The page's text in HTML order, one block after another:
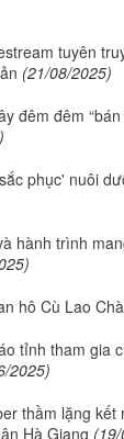
tuyên
(21/08/2025)
đêm đêm
phục' nuôi
hành trình
hô Cù Lao
tỉnh tham gia
2025)
thầm lặng
Hà Giang